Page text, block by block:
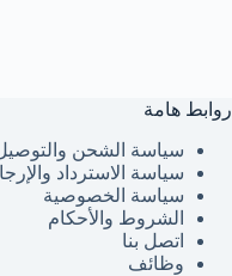
روابط هامة
سياسة الشحن
سياسة الاسترداد
سياسة الخصوصية
الشروط والأحكام
اتصل بنا
وظائف